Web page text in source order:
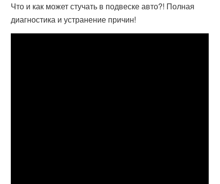
Что и как может стучать в подвеске авто?! Полная
диагностика и устранение причин!